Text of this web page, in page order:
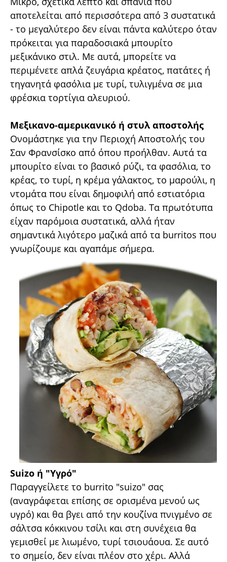
αποτελείται από περισσότερα από 3 συστατικά
- το μεγαλύτερο δεν είναι πάντα καλύτερο όταν
πρόκειται για παραδοσιακά μπουρίτο
μεξικάνικο στιλ. Με αυτά, μπορείτε να
περιμένετε απλά ζευγάρια κρέατος, πατάτες ή
τηγανητά φασόλια με τυρί, τυλιγμένα σε μια
φρέσκια τορτίγια αλευριού.
Μεξικανο-αμερικανικό ή στυλ αποστολής
Ονομάστηκε για την Περιοχή Αποστολής του
Σαν Φρανσίσκο από όπου προήλθαν. Αυτά τα
μπουρίτο είναι το βασικό ρύζι, τα φασόλια, το
κρέας, το τυρί, η κρέμα γάλακτος, το μαρούλι, η
ντομάτα που είναι δημοφιλή από εστιατόρια
όπως το Chipotle και το Qdoba. Τα πρωτότυπα
είχαν παρόμοια συστατικά, αλλά ήταν
σημαντικά λιγότερο μαζικά από τα burritos που
γνωρίζουμε και αγαπάμε σήμερα.
Suizo ή "Υγρό"
Παραγγείλετε το burrito "suizo" σας
(αναγράφεται επίσης σε ορισμένα μενού ως
υγρό) και θα βγει από την κουζίνα πνιγμένο σε
σάλτσα κόκκινου τσίλι και στη συνέχεια θα
γεμισθεί με λιωμένο, τυρί τσιουάουα. Σε αυτό
το σημείο, δεν είναι πλέον στο χέρι. Αλλά